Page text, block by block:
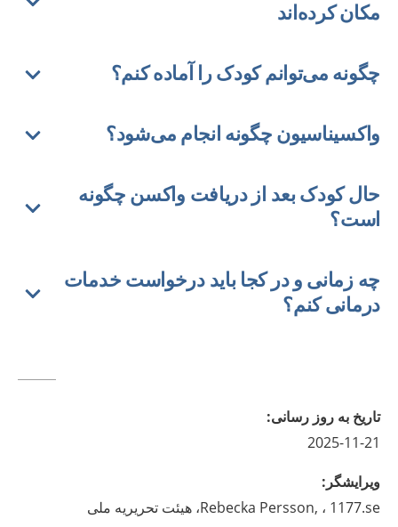
مکان کرده‌اند
چگونه می‌توانم کودک را آماده کنم؟
واکسیناسیون چگونه انجام می‌شود؟
حال کودک بعد از دریافت واکسن چگونه
است؟
چه زمانی و در کجا باید درخواست خدمات
درمانی کنم؟
تاريخ به روز رسانى:
2025-11-21
ويرايشگر :
Rebecka Persson, ، 1177.se، هیئت تحریریه ملی